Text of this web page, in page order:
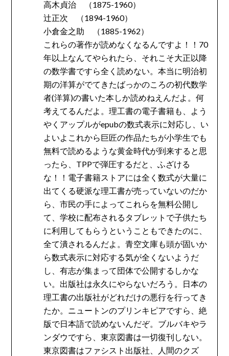
高木貞治 （1875-1960）
辻正次 （1894-1960）
小倉金之助 （1885-1962）
これらの著作が読めなくなるんですよ！！70
年以上なんてやられたら、それこそ大正以降
の数学書ですら全く読めない。本当に明治初
期の洋算がでてきたばっかのころの初代数学
者(洋算)の書いた本しか読めねえんだよ。何
考えてるんだよ。理工書の電子書籍も、よう
やくアップルがepubの数式表示に対応し、い
よいよこれから巨匠の作品たちが小学生でも
無料で読めるような黄金時代が到来すると思
ったら、TPPで弾圧するだと、ふざける
な！！電子書籍ストアには全く数式が大量に
出てくる硬派な理工書が売っていないのだか
ら、市民の手によってこれらを無料公開し
て、学校に配布されるタブレットで子供たち
に利用してもらうということもできたのに、
全て潰されるんだよ。青空文庫も頭が固いか
ら数式表示に対応する気が全くないようだ
し、有志が集まって団体で公開するしかな
い。出版社は永久にやらないだろう。日本の
理工書の出版社がどれだけの悪行を行ってき
たか。ニュートンのプリンキピアですら、絶
版で日本語で読めないんだぞ。ブルバキやラ
ンダウですら、東京図書は一切復刊しない。
東京図書はファシスト出版社、人間のクズ